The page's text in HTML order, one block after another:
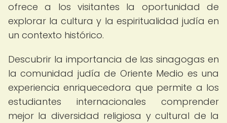
ofrece a los visitantes la oportunidad de
explorar la cultura y la espiritualidad judía en
un contexto histórico.
Descubrir la importancia de las sinagogas en
la comunidad judía de Oriente Medio es una
experiencia enriquecedora que permite a los
estudiantes internacionales comprender
mejor la diversidad religiosa y cultural de la